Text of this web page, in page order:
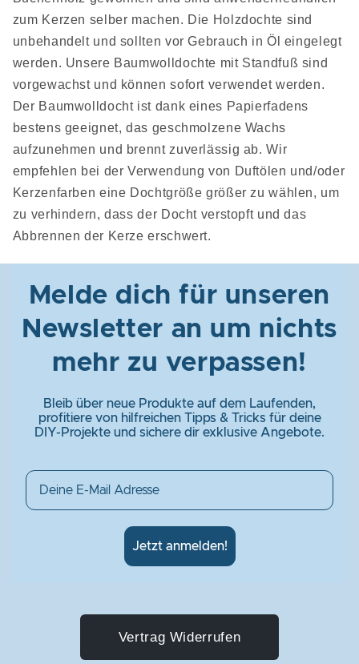
zum Kerzen selber machen. Die Holzdochte sind
unbehandelt und sollten vor Gebrauch in Öl eingelegt
werden. Unsere Baumwolldochte mit Standfuß sind
vorgewachst und können sofort verwendet werden.
Der Baumwolldocht ist dank eines Papierfadens
bestens geeignet, das geschmolzene Wachs
aufzunehmen und brennt zuverlässig ab. Wir
empfehlen bei der Verwendung von Duftölen und/oder
Kerzenfarben eine Dochtgröße größer zu wählen, um
zu verhindern, dass der Docht verstopft und das
Abbrennen der Kerze erschwert.
Melde dich für unseren
Newsletter an um nichts
mehr zu verpassen!
Bleib über neue Produkte auf dem Laufenden,
profitiere von hilfreichen Tipps & Tricks für deine
DIY-Projekte und sichere dir exklusive Angebote.
Email
Jetzt anmelden!
Vertrag Widerrufen